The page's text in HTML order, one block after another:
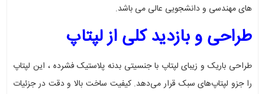
های مهندسی و دانشجویی عالی می باشد.
طراحی و بازدید کلی از لپتاپ
طراحی باریک و زیبای لپتاپ با جنسیتی بدنه پلاستیک فشرده ، این لپتاپ
را جزو لپتاپ‌های سبک قرار می‌دهد. کیفیت ساخت بالا و دقت در جزئیات